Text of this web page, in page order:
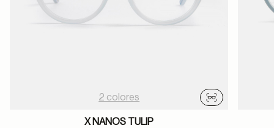
2 colores
Probador
X NANOS TULIP